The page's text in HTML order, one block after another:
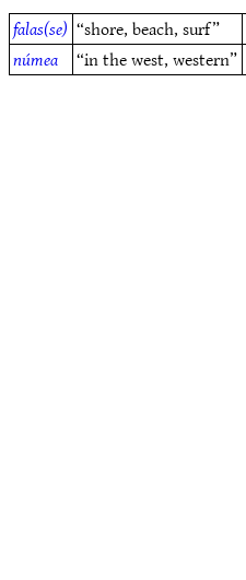
falas(se) “shore, beach, surf”
númea
“in the west, western”